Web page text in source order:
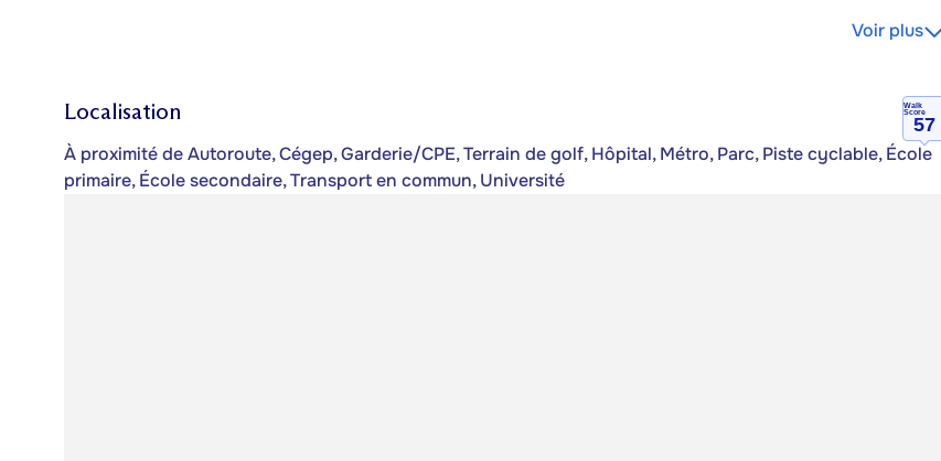
Voir plus
Localisation
Walk
Score
57
À proximité de Autoroute, Cégep, Garderie/CPE, Terrain de golf, Hôpital, Métro, Parc, Piste cyclable, École
primaire, École secondaire, Transport en commun, Université